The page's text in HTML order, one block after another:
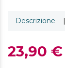
Descrizione |
23,90 €